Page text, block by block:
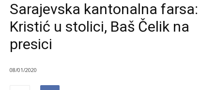
Sarajevska kantonalna farsa:
Kristić u stolici, Baš Čelik na
presici
08/01/2020